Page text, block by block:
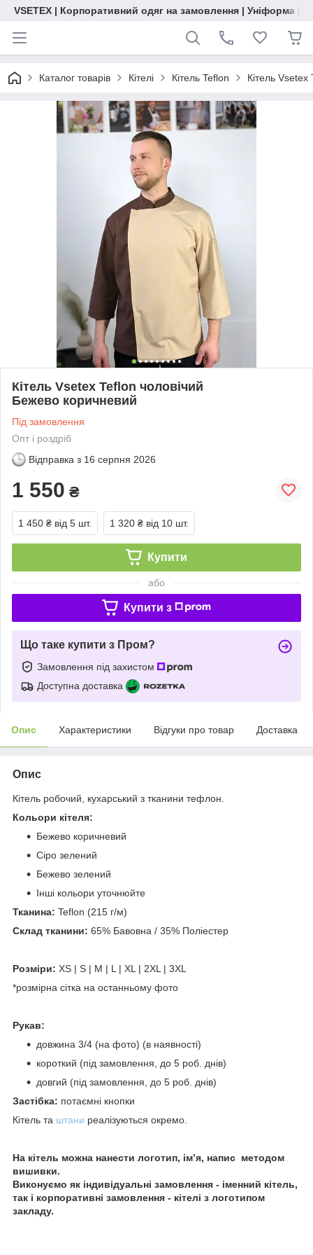
VSETEX | Корпоративний одяг на замовлення | Уніформа |
Каталог товарів Кітелі Кітель Teflon Кітель
Кітель Vsetex Teflon чоловічий
Бежево коричневий
Під замовлення
Опт і роздріб
Відправка з 16 серпня 2026
1 550 ₴
1 450 ₴ від 5 шт. 1 320 ₴ від 10 шт.
Купити
або
Купити з
Що таке купити з Пром?
Замовлення під захистом
Доступна доставка
Опис Характеристики Відгуки про товар Доставка
Опис
Кітель робочий, кухарський з тканини тефлон.
Кольори кітеля:
Бежево коричневий
Сіро зелений
Бежево зелений
Інші кольори уточнюйте
Тканина: Teflon (215 г/м)
Склад тканини: 65% Бавовна / 35% Поліестер
Розміри: XS | S | M | L | XL | 2XL | 3XL
*розмірна сітка на останньому фото
Рукав:
довжина 3/4 (на фото) (в наявності)
короткий (під замовлення, до 5 роб. днів)
довгий (під замовлення, до 5 роб. днів)
Застібка: потаємні кнопки
Кітель та штани реалізуються окремо.
На кітель можна нанести логотип, ім’я, напис методом
вишивки.
Виконуємо як індивідуальні замовлення - іменний кітель,
так і корпоративні замовлення - кітелі з логотипом
закладу.